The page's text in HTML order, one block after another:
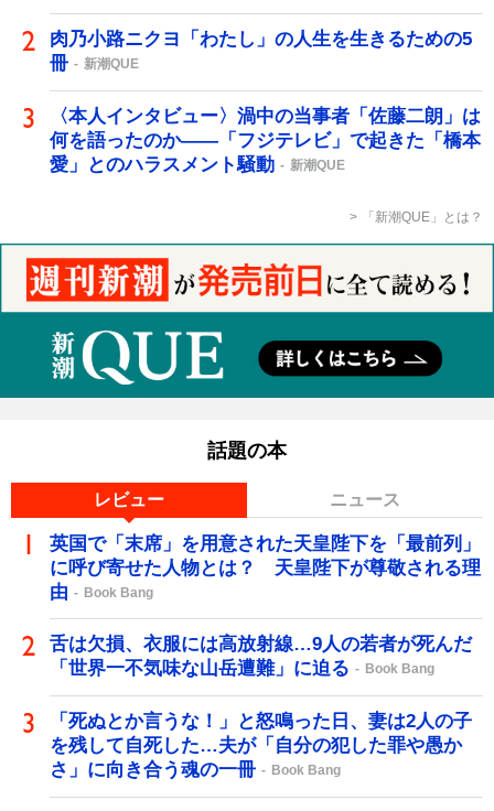
肉乃小路ニクヨ「わたし」の人生を生きるための5
冊
新潮QUE
〈本人インタビュー〉渦中の当事者「佐藤二朗」は
何を語ったのか――「フジテレビ」で起きた「橋本
愛」とのハラスメント騒動
新潮QUE
「新潮QUE」とは？
話題の本
レビュー ニュース
英国で「末席」を用意された天皇陛下を「最前列」
に呼び寄せた人物とは？ 天皇陛下が尊敬される理
由
Book Bang
舌は欠損、衣服には高放射線…9人の若者が死んだ
「世界一不気味な山岳遭難」に迫る
Book Bang
「死ぬとか言うな！」と怒鳴った日、妻は2人の子
を残して自死した…夫が「自分の犯した罪や愚か
さ」に向き合う魂の一冊
Book Bang